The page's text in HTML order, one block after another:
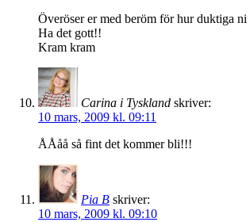
Överöser er med beröm för hur duktiga
Ha det gott!!
Kram kram
Carina i Tyskland skriver:
10 mars, 2009 kl. 09:11
ÅÅåå så fint det kommer bli!!!
Pia B skriver:
10 mars, 2009 kl. 09:10